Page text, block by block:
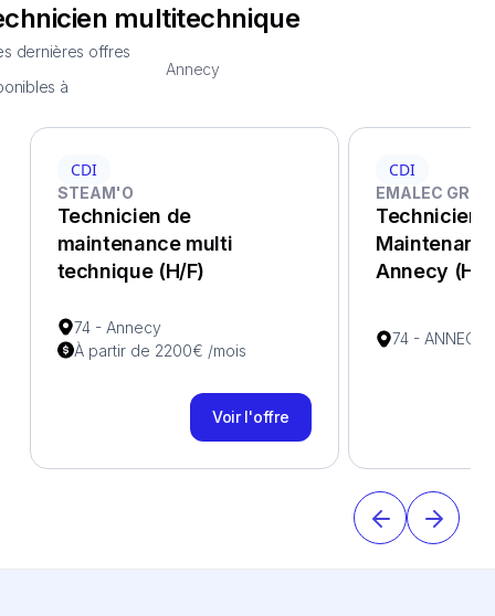
multitechnique
dernières offres
à
Annecy
CDI
STEAM'O
Technicien de
maintenance multi
technique (H/F)
74 - Annecy
À partir de 2200€ /mois
Voir l'offre
CDI
EMALEC
Technicien
Annecy (H/
74 - ANNECY